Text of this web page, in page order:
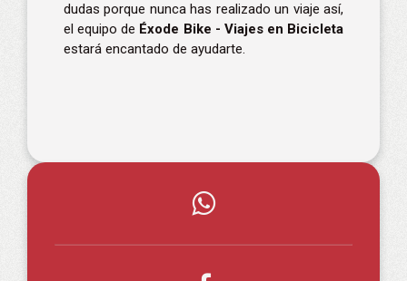
dudas porque nunca has realizado un viaje así,
el equipo de Éxode Bike - Viajes en Bicicleta
estará encantado de ayudarte.